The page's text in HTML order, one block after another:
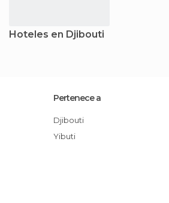
Hoteles en Djibouti
Pertenece a
Djibouti
Yibuti